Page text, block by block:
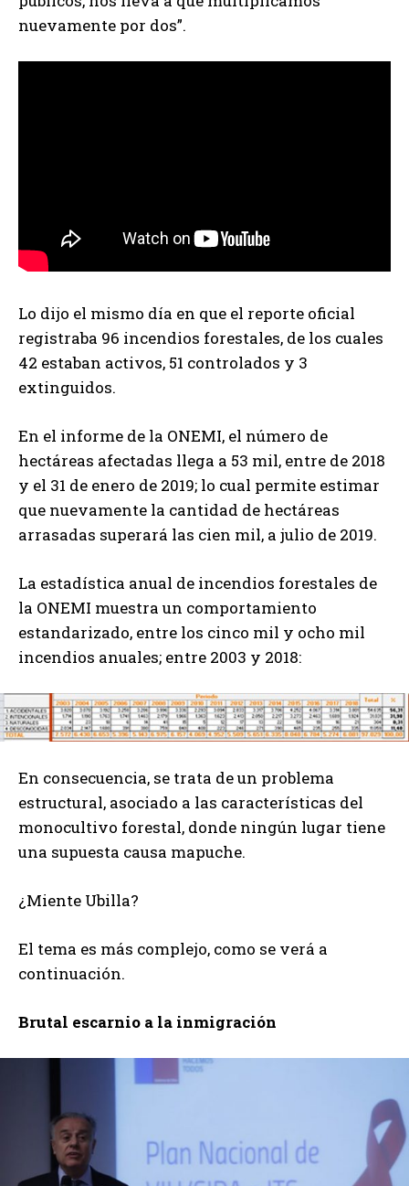
nuevamente por dos”.
Lo dijo el mismo día en que el reporte oficial
registraba 96 incendios forestales, de los cuales
42 estaban activos, 51 controlados y 3
extinguidos.
En el informe de la ONEMI, el número de
hectáreas afectadas llega a 53 mil, entre de 2018
y el 31 de enero de 2019; lo cual permite estimar
que nuevamente la cantidad de hectáreas
arrasadas superará las cien mil, a julio de 2019.
La estadística anual de incendios forestales de
la ONEMI muestra un comportamiento
estandarizado, entre los cinco mil y ocho mil
incendios anuales; entre 2003 y 2018:
En consecuencia, se trata de un problema
estructural, asociado a las características del
monocultivo forestal, donde ningún lugar tiene
una supuesta causa mapuche.
¿Miente Ubilla?
El tema es más complejo, como se verá a
continuación.
Brutal escarnio a la inmigración